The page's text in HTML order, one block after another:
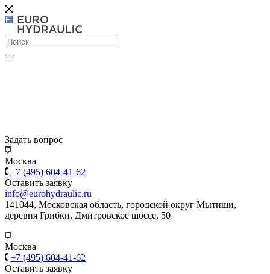
Задать вопрос
Москва
+7 (495) 604-41-62
Оставить заявку
info@eurohydraulic.ru
141044, Московская область, городской округ Мытищи,
деревня Грибки, Дмитровское шоссе, 50
Москва
+7 (495) 604-41-62
Оставить заявку